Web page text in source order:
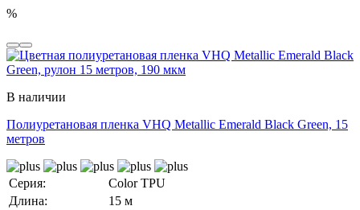
%
В наличии
Полиуретановая пленка VHQ Metallic Emerald Black Green, 15
метров
Серия:
Color TPU
Длина:
15 м